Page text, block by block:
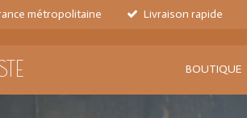
métropolitaine Livraison rapide
BOUTIQUE